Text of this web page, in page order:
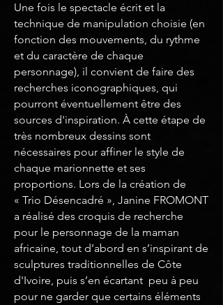
Une fois le spectacle écrit et la
technique de manipulation choisie (en
fonction des mouvements, du rythme
et du caractère de chaque
personnage), il convient de faire des
recherches iconographiques, qui
pourront éventuellement être des
sources d'inspiration. À cette étape de
très nombreux dessins sont
nécessaires pour affiner le style de
chaque marionnette et ses
proportions. Lors de la création de
« Trio Désencadré », Janine FROMONT
a réalisé des croquis de recherche
pour le personnage de la maman
africaine, tout d’abord en s’inspirant de
sculptures traditionnelles de Côte
d'Ivoire, puis s’en écartant peu à peu
pour ne garder que certains éléments